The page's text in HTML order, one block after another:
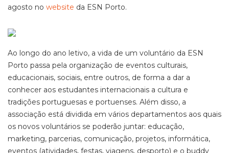
agosto no website da ESN Porto.
Ao longo do ano letivo, a vida de um voluntário da ESN
Porto passa pela organização de eventos culturais,
educacionais, sociais, entre outros, de forma a dar a
conhecer aos estudantes internacionais a cultura e
tradições portuguesas e portuenses. Além disso, a
associação está dividida em vários departamentos aos quais
os novos voluntários se poderão juntar: educação,
marketing, parcerias, comunicação, projetos, informática,
eventos (atividades, festas, viagens, desporto) e o buddy